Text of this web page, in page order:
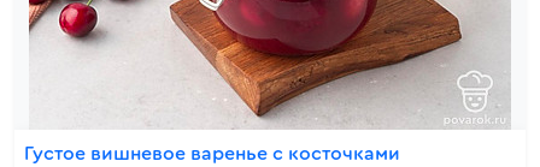
Густое вишневое варенье с косточками